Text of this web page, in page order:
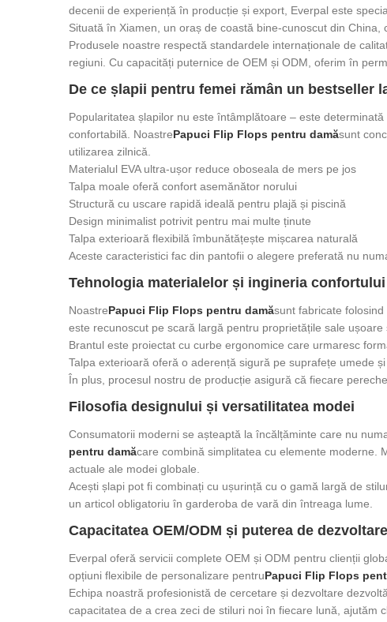
decenii de experiență în producție și export, Everpal este
Situată în Xiamen, un oraș de coastă bine-cunoscut din
Produsele noastre respectă standardele internaționale de
regiuni. Cu capacități puternice de OEM și ODM, oferim în
De ce șlapii pentru femei rămân un bestseller
Popularitatea șlapilor nu este întâmplătoare – este
confortabilă. NoastrePapuci Flip Flops pentru damăsunt
utilizarea zilnică.
Materialul EVA ultra-ușor reduce oboseala de mers pe jos
Talpa moale oferă confort asemănător norului
Structură cu uscare rapidă ideală pentru plajă și piscină
Design minimalist potrivit pentru mai multe ținute
Talpa exterioară flexibilă îmbunătățește mișcarea naturală
Aceste caracteristici fac din pantofii o alegere preferată nu
Tehnologia materialelor și ingineria confortului
NoastrePapuci Flip Flops pentru damăsunt fabricate
este recunoscut pe scară largă pentru proprietățile sale
Brantul este proiectat cu curbe ergonomice care urmaresc
Talpa exterioară oferă o aderență sigură pe suprafețe umede
În plus, procesul nostru de producție asigură că fiecare
Filosofia designului și versatilitatea modei
Consumatorii moderni se așteaptă la încălțăminte care nu
pentru damăcare combină simplitatea cu elemente moderne.
actuale ale modei globale.
Acești șlapi pot fi combinați cu ușurință cu o gamă largă de
un articol obligatoriu în garderoba de vară din întreaga lume.
Capacitatea OEM/ODM și puterea de
Everpal oferă servicii complete OEM și ODM pentru clienții
opțiuni flexibile de personalizare pentruPapuci Flip Flops
Echipa noastră profesionistă de cercetare și dezvoltare
capacitatea de a crea zeci de stiluri noi în fiecare lună, ajutăm